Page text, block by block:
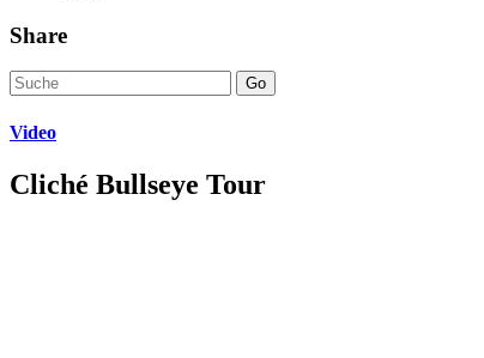
Share
Go
Video
Cliché Bullseye Tour